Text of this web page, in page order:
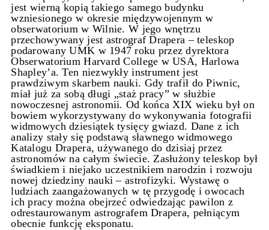
jest wierną kopią takiego samego budynku
wzniesionego w okresie międzywojennym w
obserwatorium w Wilnie. W jego wnętrzu
przechowywany jest astrograf Drapera – teleskop
podarowany UMK w 1947 roku przez dyrektora
Obserwatorium Harvard College w USA, Harlowa
Shapley’a. Ten niezwykły instrument jest
prawdziwym skarbem nauki. Gdy trafił do Piwnic,
miał już za sobą długi „staż pracy” w służbie
nowoczesnej astronomii. Od końca XIX wieku był on
bowiem wykorzystywany do wykonywania fotografii
widmowych dziesiątek tysięcy gwiazd. Dane z ich
analizy stały się podstawą sławnego widmowego
Katalogu Drapera, używanego do dzisiaj przez
astronomów na całym świecie. Zasłużony teleskop był
świadkiem i niejako uczestnikiem narodzin i rozwoju
nowej dziedziny nauki – astrofizyki. Wystawę o
ludziach zaangażowanych w tę przygodę i owocach
ich pracy można obejrzeć odwiedzając pawilon z
odrestaurowanym astrografem Drapera, pełniącym
obecnie funkcję eksponatu.